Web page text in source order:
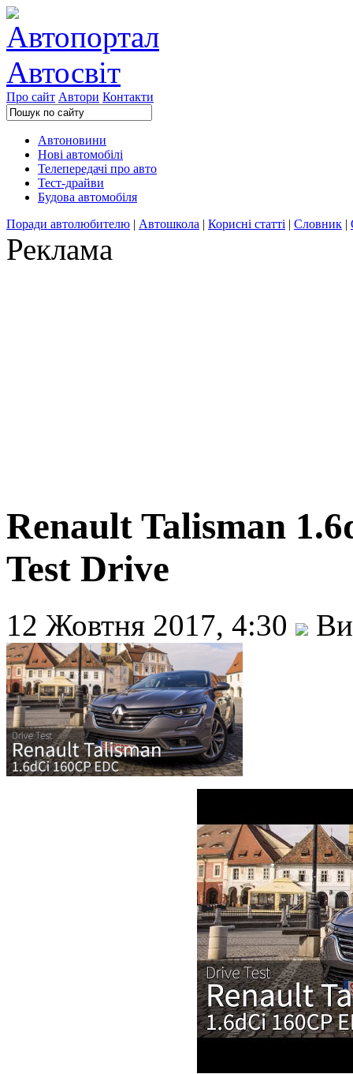
Про сайт Автори Контакти
Автоновини
Нові автомобілі
Телепередачі про авто
Тест-драйви
Будова автомобіля
Поради автолюбителю | Автошкола | Корисні статті | Словник |
Реклама
Renault Talisman
Test Drive
12 Жовтня 2017, 4:30